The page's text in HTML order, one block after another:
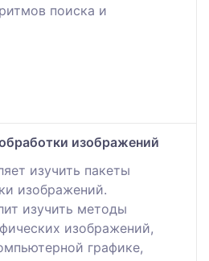
поиска и
изображений
изучить пакеты
изображений.
изучить методы
изображений,
графике,